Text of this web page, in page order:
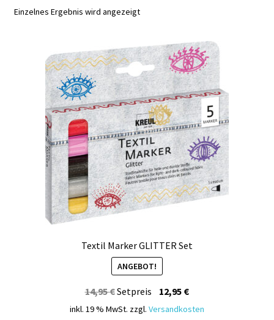
Impressum
Mein Konto
Produktinfos
Versandbedingungen
Vertrag widerrufen
Warenkorb
Widerrufsbelehrung / Muster-Widerrufsformular
Zahlungsbedingungen
Einzelnes Ergebnis wird angezeigt
Textil Marker GLITTER Set
ANGEBOT!
14,95€Ursprünglicher
Preis
Setpreis 12,95 €Aktueller
Preis
inkl. 19 % MwSt. zzgl. Versandkosten